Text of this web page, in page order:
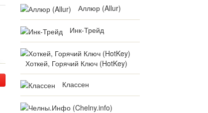
Аллюр (Allur)
Инк-Трейд
Хоткей, Горячий Ключ (HotKey)
Классен